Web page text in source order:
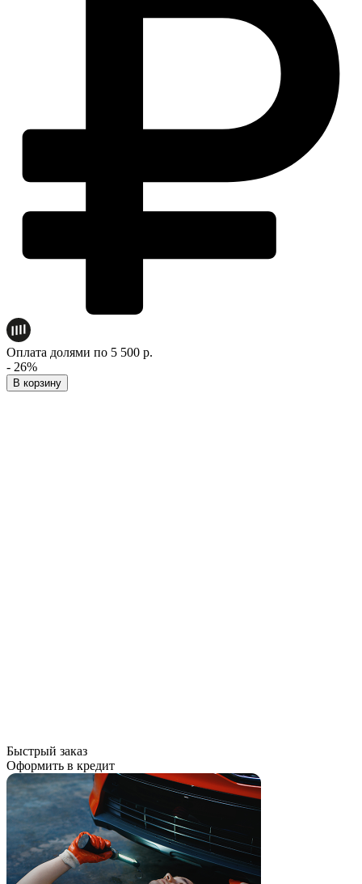
Оплата долями по 5 500 р.
- 26%
В корзину
Быстрый заказ
Оформить в кредит